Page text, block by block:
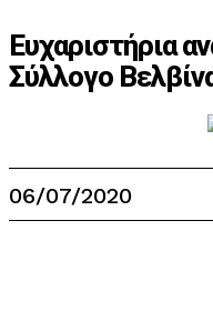
Ευχαριστήρια
Σύλλογο
06/07/2020